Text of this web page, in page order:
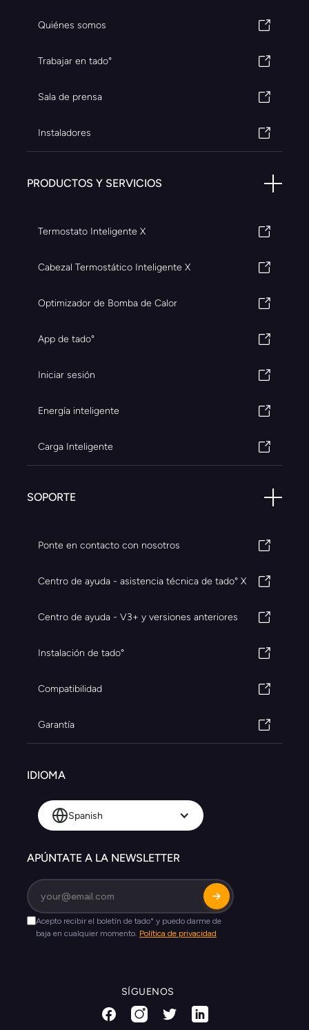
Quiénes somos
Trabajar en tado°
Sala de prensa
Instaladores
PRODUCTOS Y SERVICIOS
Termostato Inteligente X
Cabezal Termostático Inteligente X
Optimizador de Bomba de Calor
App de tado°
Iniciar sesión
Energía inteligente
Carga Inteligente
SOPORTE
Ponte en contacto con nosotros
Centro de ayuda - asistencia técnica de tado° X
Centro de ayuda - V3+ y versiones anteriores
Instalación de tado°
Compatibilidad
Garantía
IDIOMA
Spanish
APÚNTATE A LA NEWSLETTER
SÍGUENOS